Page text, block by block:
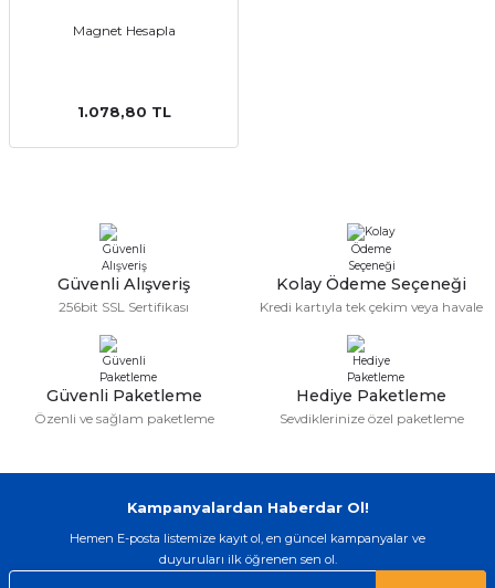
Magnet Hesapla
1.078,80 TL
Güvenli Alışveriş
256bit SSL Sertifikası
Kolay Ödeme Seçeneği
Kredi kartıyla tek çekim veya havale
Güvenli Paketleme
Özenli ve sağlam paketleme
Hediye Paketleme
Sevdiklerinize özel paketleme
Kampanyalardan Haberdar Ol!
Hemen E-posta listemize kayıt ol, en güncel kampanyalar ve
duyuruları ilk öğrenen sen ol.